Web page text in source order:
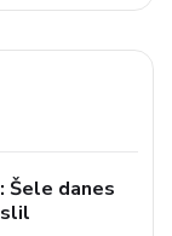
Šele danes